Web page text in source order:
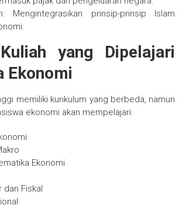
Mengintegrasikan prinsip-prinsip Islam
yang Dipelajari
Ekonomi
memiliki kurikulum yang berbeda, namun
ekonomi akan mempelajari:
Ekonomi
Fiskal